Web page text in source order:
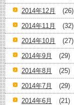
2014年12月
(26)
2014年11月
(32)
2014年10月
(27)
2014年9月
(29)
2014年8月
(25)
2014年7月
(29)
2014年6月
(21)